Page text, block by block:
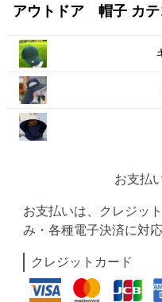
アウトドア 帽子 カテ
お支払
お支払いは、クレジッ
み・各種電子決済に対
クレジットカード